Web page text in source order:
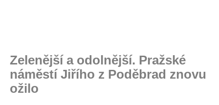
Zelenější a odolnější. Pražské
náměstí Jiřího z Poděbrad znovu
ožilo